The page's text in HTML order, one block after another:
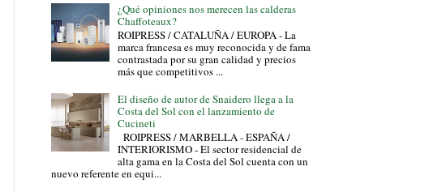
¿Qué opiniones nos merecen las calderas
Chaffoteaux?
ROIPRESS / CATALUÑA / EUROPA - La
marca francesa es muy reconocida y de fama
contrastada por su gran calidad y precios
más que competitivos ...
El diseño de autor de Snaidero llega a la
Costa del Sol con el lanzamiento de
Cucineti
ROIPRESS / MARBELLA - ESPAÑA /
INTERIORISMO - El sector residencial de
alta gama en la Costa del Sol cuenta con un
nuevo referente en equi...